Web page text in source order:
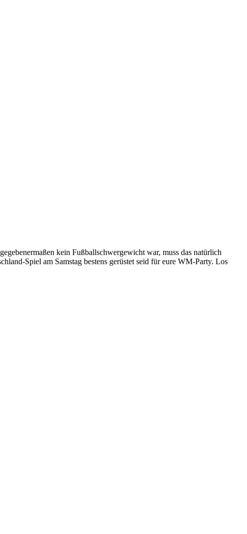
kein Fußballschwergewicht war, muss das natürlich
Spiel am Samstag bestens gerüstet seid für eure WM-Party. Los